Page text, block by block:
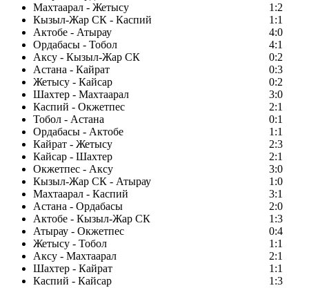
Махтаарал - Жетысу
1:2
Кызыл-Жар СК - Каспий
1:1
Актобе - Атырау
4:0
Ордабасы - Тобол
4:1
Аксу - Кызыл-Жар СК
0:2
Астана - Кайрат
0:3
Жетысу - Кайсар
0:2
Шахтер - Махтаарал
3:0
Каспий - Окжетпес
2:1
Тобол - Астана
0:1
Ордабасы - Актобе
1:1
Кайрат - Жетысу
2:3
Кайсар - Шахтер
2:1
Окжетпес - Аксу
3:0
Кызыл-Жар СК - Атырау
1:0
Махтаарал - Каспий
3:1
Астана - Ордабасы
2:0
Актобе - Кызыл-Жар СК
1:3
Атырау - Окжетпес
0:4
Жетысу - Тобол
1:1
Аксу - Махтаарал
2:1
Шахтер - Кайрат
1:1
Каспий - Кайсар
1:3